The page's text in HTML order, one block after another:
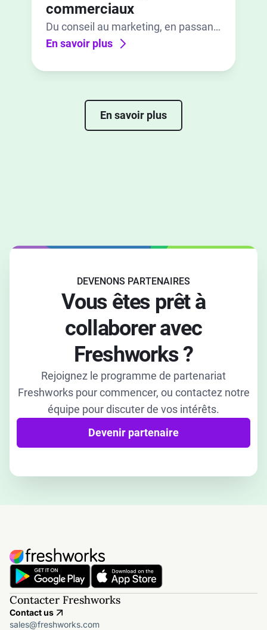
commerciaux
Du conseil au marketing, en passant
par le développement et la mise en
En savoir plus
En savoir plus
DEVENONS PARTENAIRES
Vous êtes prêt à
collaborer avec
Freshworks ?
Rejoignez le programme de partenariat
Freshworks pour commencer, ou contactez notre
équipe pour discuter de vos intérêts.
Devenir partenaire
Contacter Freshworks
Contact us
sales@freshworks.com